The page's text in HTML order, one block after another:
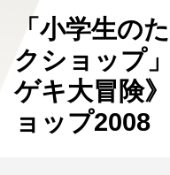
「小学生の
クショップ
ゲキ大冒険
ョップ2008